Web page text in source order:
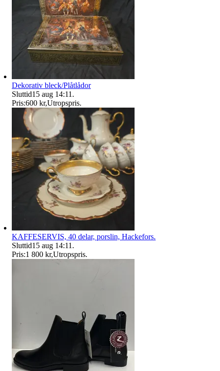
Dekorativ bleck/Plåtlådor
Sluttid15 aug 14:11 .
Pris:600 kr,Utropspris.
KAFFESERVIS, 40 delar, porslin, Hackefors.
Sluttid15 aug 14:11 .
Pris:1 800 kr,Utropspris.